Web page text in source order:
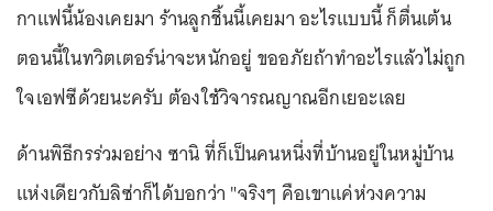
กาแฟนี้น้องเคยมา ร้านลูกชิ้นนี้เคยมา อะไรแบบนี้ ก็ตื่นเต้น
ตอนนี้ในทวิตเตอร์น่าจะหนักอยู่ ขออภัยถ้าทำอะไรแล้วไม่ถูก
ใจเอฟซีด้วยนะครับ ต้องใช้วิจารณญาณอีกเยอะเลย
ด้านพิธีกรร่วมอย่าง ซานิ ที่ก็เป็นคนหนึ่งที่บ้านอยู่ในหมู่บ้าน
แห่งเดียวกับลิซ่าก็ได้บอกว่า "จริงๆ คือเขาแค่ห่วงความ